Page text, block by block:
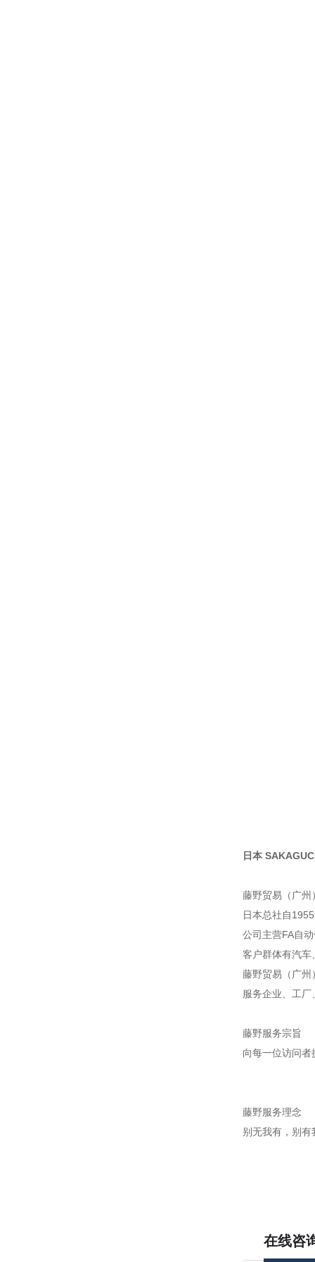
日本
藤野贸易（广州
日本总社自
公司主营FA自
客户群体有汽车
藤野贸易（广州
服务企业、工
藤野服务宗旨
向每一位访问
藤野服务理念
别无我有，别
在线咨